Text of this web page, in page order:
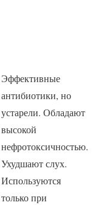
Эффективные
антибиотики, но
устарели. Обладают
высокой
нефротоксичностью.
Ухудшают слух.
Используются
только при